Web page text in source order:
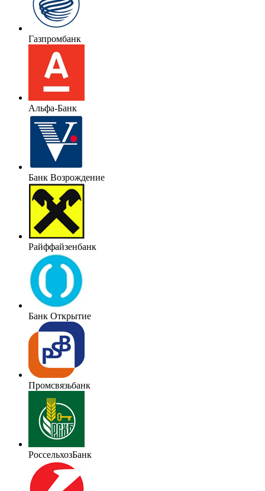
Газпромбанк
Альфа-Банк
Банк Возрождение
Райффайзенбанк
Банк Открытие
Промсвязьбанк
РоссельхозБанк